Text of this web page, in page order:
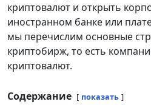
криптовалют и открыть
иностранном банке или
мы перечислим основные
криптобирж, то есть
криптовалют.
Содержание показать